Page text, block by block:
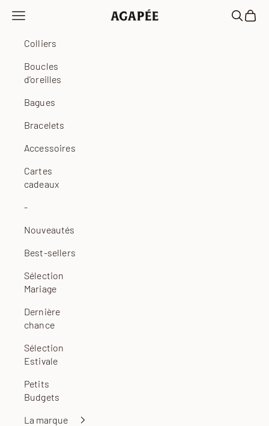
Agapée
Ouvrir la navigation Ouvrir
Voir
Colliers
Boucles
d'oreilles
Bagues
Bracelets
Accessoires
Cartes
cadeaux
-
Nouveautés
Best-sellers
Sélection
Mariage
Dernière
chance
Sélection
Estivale
Petits
Budgets
La marque